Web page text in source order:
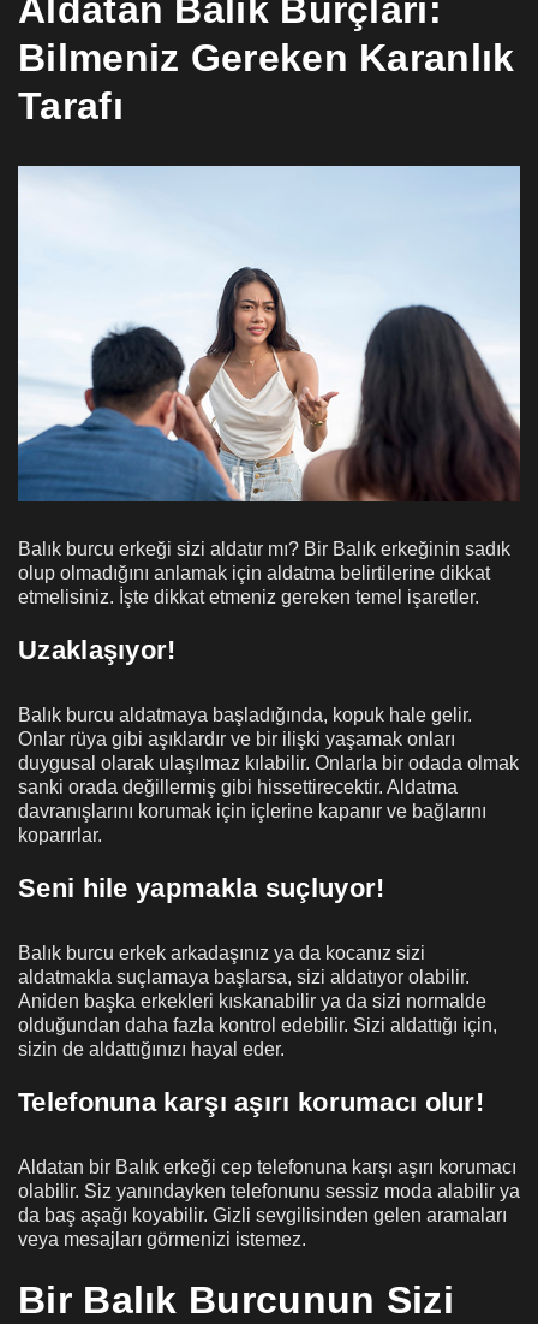
Aldatan Balık Burçları:
Bilmeniz Gereken Karanlık
Tarafı
Balık burcu erkeği sizi aldatır mı? Bir Balık erkeğinin sadık
olup olmadığını anlamak için aldatma belirtilerine dikkat
etmelisiniz. İşte dikkat etmeniz gereken temel işaretler.
Uzaklaşıyor!
Balık burcu aldatmaya başladığında, kopuk hale gelir.
Onlar rüya gibi aşıklardır ve bir ilişki yaşamak onları
duygusal olarak ulaşılmaz kılabilir. Onlarla bir odada olmak
sanki orada değillermiş gibi hissettirecektir. Aldatma
davranışlarını korumak için içlerine kapanır ve bağlarını
koparırlar.
Seni hile yapmakla suçluyor!
Balık burcu erkek arkadaşınız ya da kocanız sizi
aldatmakla suçlamaya başlarsa, sizi aldatıyor olabilir.
Aniden başka erkekleri kıskanabilir ya da sizi normalde
olduğundan daha fazla kontrol edebilir. Sizi aldattığı için,
sizin de aldattığınızı hayal eder.
Telefonuna karşı aşırı korumacı olur!
Aldatan bir Balık erkeği cep telefonuna karşı aşırı korumacı
olabilir. Siz yanındayken telefonunu sessiz moda alabilir ya
da baş aşağı koyabilir. Gizli sevgilisinden gelen aramaları
veya mesajları görmenizi istemez.
Bir Balık Burcunun Sizi